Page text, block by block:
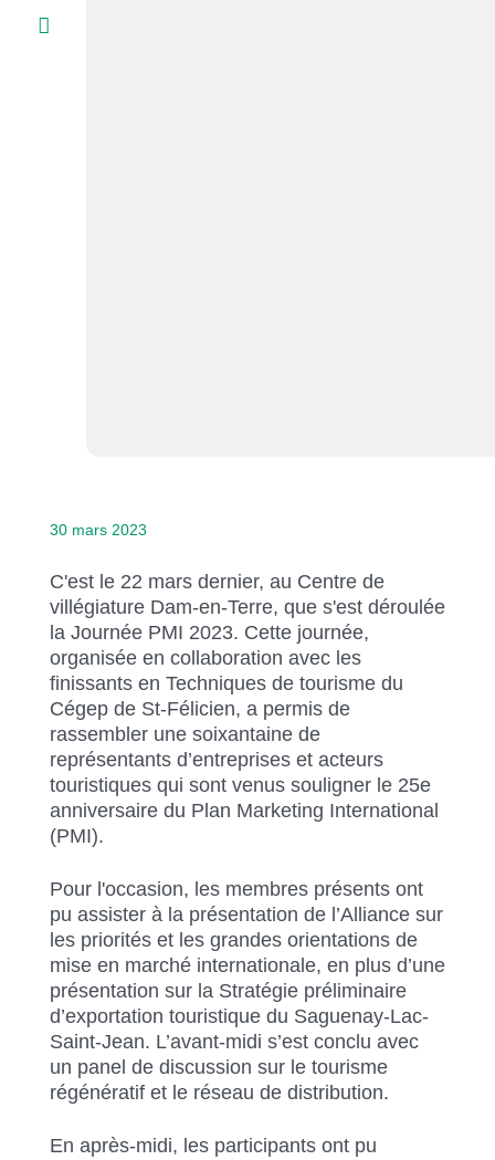
30 mars 2023
C'est le 22 mars dernier, au Centre de
villégiature Dam-en-Terre, que s'est déroulée
la Journée PMI 2023. Cette journée,
organisée en collaboration avec les
finissants en Techniques de tourisme du
Cégep de St-Félicien, a permis de
rassembler une soixantaine de
représentants d’entreprises et acteurs
touristiques qui sont venus souligner le 25e
anniversaire du Plan Marketing International
(PMI).
Pour l'occasion, les membres présents ont
pu assister à la présentation de l’Alliance sur
les priorités et les grandes orientations de
mise en marché internationale, en plus d’une
présentation sur la Stratégie préliminaire
d’exportation touristique du Saguenay-Lac-
Saint-Jean. L’avant-midi s’est conclu avec
un panel de discussion sur le tourisme
régénératif et le réseau de distribution.
En après-midi, les participants ont pu